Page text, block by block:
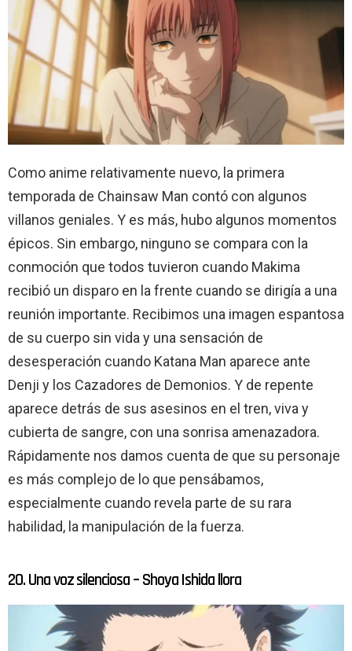
Como anime relativamente nuevo, la primera
temporada de Chainsaw Man contó con algunos
villanos geniales. Y es más, hubo algunos momentos
épicos. Sin embargo, ninguno se compara con la
conmoción que todos tuvieron cuando Makima
recibió un disparo en la frente cuando se dirigía a una
reunión importante. Recibimos una imagen espantosa
de su cuerpo sin vida y una sensación de
desesperación cuando Katana Man aparece ante
Denji y los Cazadores de Demonios. Y de repente
aparece detrás de sus asesinos en el tren, viva y
cubierta de sangre, con una sonrisa amenazadora.
Rápidamente nos damos cuenta de que su personaje
es más complejo de lo que pensábamos,
especialmente cuando revela parte de su rara
habilidad, la manipulación de la fuerza.
20. Una voz silenciosa – Shoya Ishida llora